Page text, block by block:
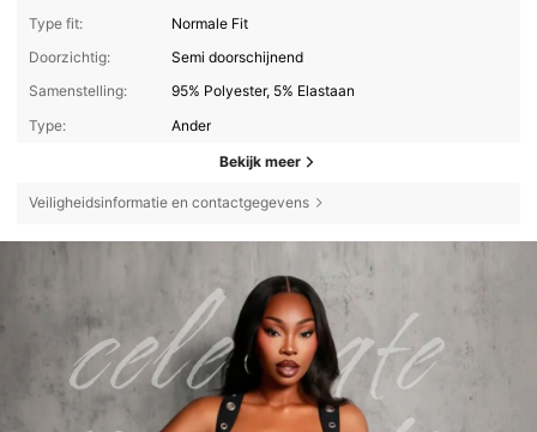
Type fit:
Normale Fit
Doorzichtig:
Semi doorschijnend
Samenstelling:
95% Polyester, 5% Elastaan
Type:
Ander
Bekijk meer
Veiligheidsinformatie en contactgegevens